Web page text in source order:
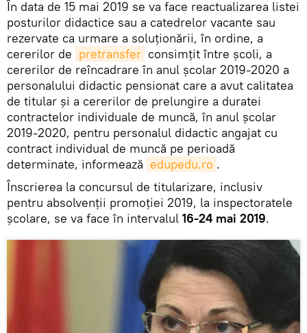
În data de 15 mai 2019 se va face reactualizarea listei
posturilor didactice sau a catedrelor vacante sau
rezervate ca urmare a soluționării, în ordine, a
cererilor de pretransfer consimțit între școli, a
cererilor de reîncadrare în anul școlar 2019-2020 a
personalului didactic pensionat care a avut calitatea
de titular și a cererilor de prelungire a duratei
contractelor individuale de muncă, în anul școlar
2019-2020, pentru personalul didactic angajat cu
contract individual de muncă pe perioadă
determinate, informează edupedu.ro .
Înscrierea la concursul de titularizare, inclusiv
pentru absolvenții promoției 2019, la inspectoratele
școlare, se va face în intervalul 16-24 mai 2019.